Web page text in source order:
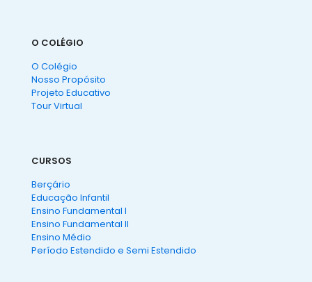
O COLÉGIO
O Colégio
Nosso Propósito
Projeto Educativo
Tour Virtual
CURSOS
Berçário
Educação Infantil
Ensino Fundamental I
Ensino Fundamental II
Ensino Médio
Período Estendido e Semi Estendido